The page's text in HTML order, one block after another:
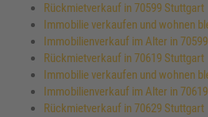
Rückmietverkauf in 70599 Stuttgart
Immobilie verkaufen und wohnen
Immobilienverkauf im Alter in
Rückmietverkauf in 70619 Stuttgart
Immobilie verkaufen und wohnen
Immobilienverkauf im Alter in
Rückmietverkauf in 70629 Stuttgart